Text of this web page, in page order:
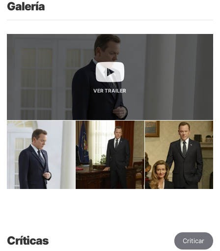
Galería
VER TRAILER
Críticas Criticar